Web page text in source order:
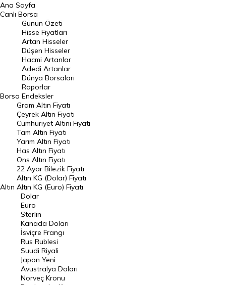
BIST 100 Hisseleri
En Çok Artan Hisseler
En Çok Düşen Hisseler
Hacmi Artanlar
Geçmiş Kapanışlar
Dünya Borsaları
Raporlar
Endeksler
DÖVİZ
Döviz Kuru
Dolar Kuru
Euro Kuru
Pound Kuru
Frank Kuru
Riyal Kuru
Avustralya Doları
Danimarka Kronu Kuru
Ana Sayfa
Canlı Borsa
Borsa
Günün Özeti
Hisse Fiyatları
Artan Hisseler
Düşen Hisseler
Hacmi Artanlar
Adedi Artanlar
Dünya Borsaları
Raporlar
Endeksler
Altın
Gram Altın Fiyatı
Çeyrek Altın Fiyatı
Cumhuriyet Altını Fiyatı
Tam Altın Fiyatı
Yarım Altın Fiyatı
Has Altın Fiyatı
Ons Altın Fiyatı
22 Ayar Bilezik Fiyatı
Altın KG (Dolar) Fiyatı
Altın KG (Euro) Fiyatı
Dolar
Euro
Sterlin
Kanada Doları
İsviçre Frangı
Rus Rublesi
Suudi Riyali
Japon Yeni
Avustralya Doları
Norveç Kronu